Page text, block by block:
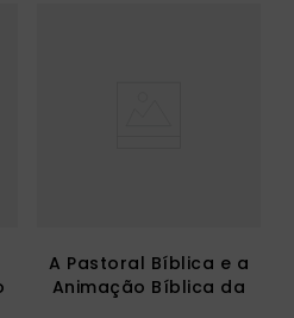
A Pastoral Bíblica e a
Animação Bíblica da